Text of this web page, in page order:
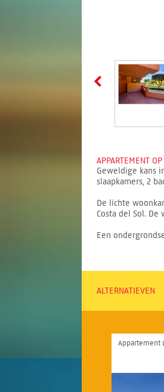
APPARTEMENT
Geweldige kans
slaapkamers, 2
De lichte
Costa del Sol.
Een
ALTERNATIEVEN
Appartement